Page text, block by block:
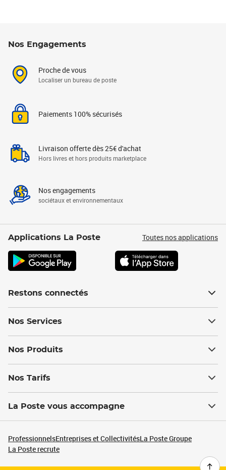
Nos Engagements
Proche de vous
Localiser un bureau de poste
Paiements 100% sécurisés
Livraison offerte dès 25€ d'achat
Hors livres et hors produits marketplace
Nos engagements
sociétaux et environnementaux
Applications La Poste Toutes nos applications
Restons connectés
Nos Services
Nos Produits
Nos Tarifs
La Poste vous accompagne
ProfessionnelsEntreprises et CollectivitésLa Poste Groupe
La Poste recrute